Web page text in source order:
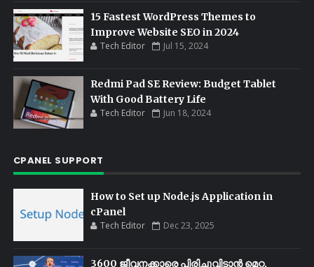
15 Fastest WordPress Themes to
Improve Website SEO in 2024
Tech Editor Jul 15, 2024
Redmi Pad SE Review: Budget Tablet
With Good Battery Life
Tech Editor Jun 18, 2024
CPANEL SUPPORT
How to Set up Node.js Application in
cPanel
Tech Editor Dec 23, 2025
3600 ജീവനക്കാരെ പിരിച്ചുവിടാൻ മെറ്റ,